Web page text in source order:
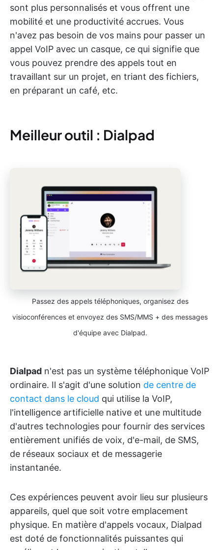
sont plus personnalisés et vous offrent une
mobilité et une productivité accrues. Vous
n'avez pas besoin de vos mains pour passer un
appel VoIP avec un casque, ce qui signifie que
vous pouvez prendre des appels tout en
travaillant sur un projet, en triant des fichiers,
en préparant un café, etc.
Meilleur outil : Dialpad
Passez des appels téléphoniques, organisez des
visioconférences et envoyez des SMS/MMS + des messages
d'équipe avec Dialpad.
Dialpad n'est pas un système téléphonique VoIP
ordinaire. Il s'agit d'une solution de centre de
contact dans le cloud qui utilise la VoIP,
l'intelligence artificielle native et une multitude
d'autres technologies pour fournir des services
entièrement unifiés de voix, d'e-mail, de SMS,
de réseaux sociaux et de messagerie
instantanée.
Ces expériences peuvent avoir lieu sur plusieurs
appareils, quel que soit votre emplacement
physique. En matière d'appels vocaux, Dialpad
est doté de fonctionnalités puissantes qui